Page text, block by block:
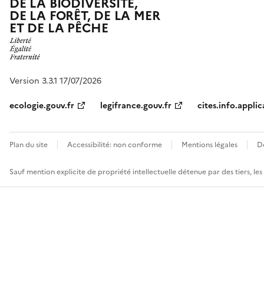
DE LA FORÊT, DE LA MER
ET DE LA PÊCHE
Version 3.3.1 17/07/2026
ecologie.gouv.fr
legifrance.gouv.fr
Plan du site Accessibilité: non conforme Mentions légales
Sauf mention explicite de propriété intellectuelle détenue par des tiers,